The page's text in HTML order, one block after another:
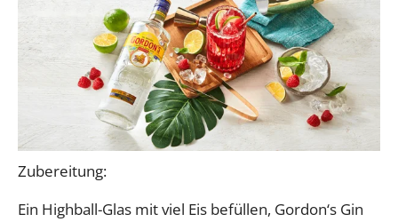
Zubereitung:
Ein Highball-Glas mit viel Eis befüllen, Gordon‘s Gin